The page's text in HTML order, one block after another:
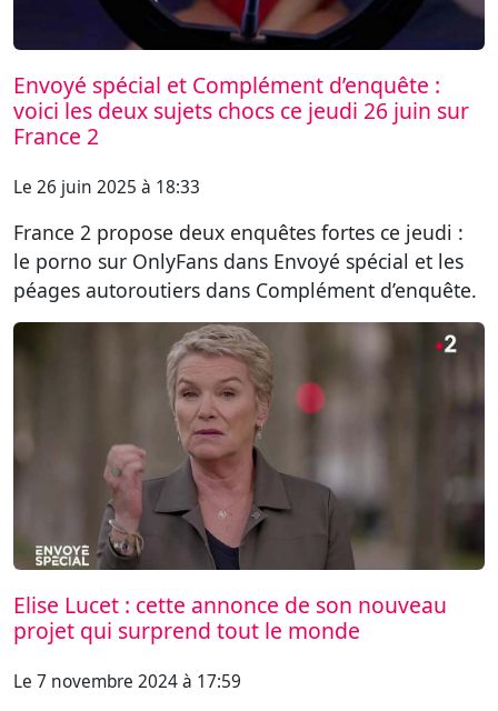
Envoyé spécial et Complément d’enquête :
voici les deux sujets chocs ce jeudi 26 juin sur
France 2
Le 26 juin 2025 à 18:33
France 2 propose deux enquêtes fortes ce jeudi :
le porno sur OnlyFans dans Envoyé spécial et les
péages autoroutiers dans Complément d’enquête.
Elise Lucet : cette annonce de son nouveau
projet qui surprend tout le monde
Le 7 novembre 2024 à 17:59